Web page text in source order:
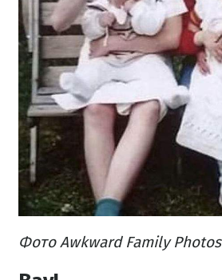
Фото Awkward Family Photos